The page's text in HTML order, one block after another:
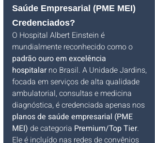
Saúde Empresarial (PME MEI)
Credenciados?
O Hospital Albert Einstein é
mundialmente reconhecido como o
padrão ouro em excelência
hospitalar no Brasil. A Unidade Jardins,
focada em serviços de alta qualidade
ambulatorial, consultas e medicina
diagnóstica, é credenciada apenas nos
planos de saúde empresarial (PME
MEI) de categoria Premium/Top Tier.
Ele é incluído nas redes de convênios